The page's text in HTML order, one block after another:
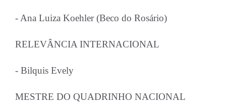
- Ana Luiza Koehler (Beco do Rosário)
RELEVÂNCIA INTERNACIONAL
- Bilquis Evely
MESTRE DO QUADRINHO NACIONAL